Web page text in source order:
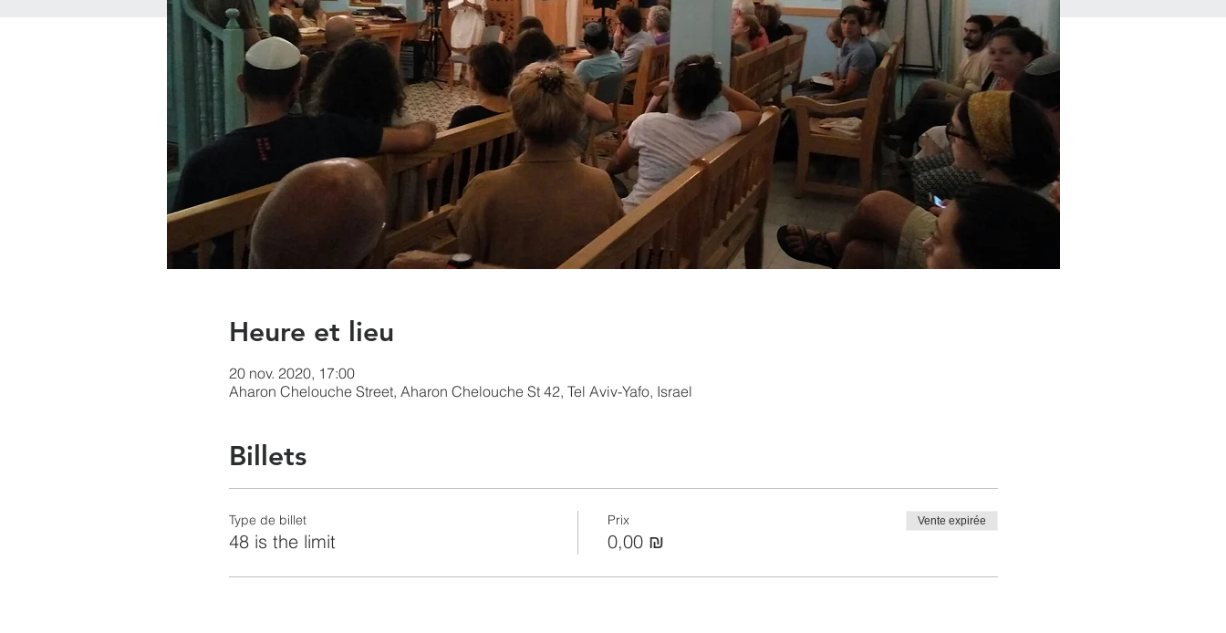
Heure et lieu
20 nov. 2020, 17:00
Aharon Chelouche Street, Aharon Chelouche St 42, Tel Aviv-Yafo, Israel
Billets
Type de billet
48 is the limit
Prix
0,00 ₪
Vente expirée